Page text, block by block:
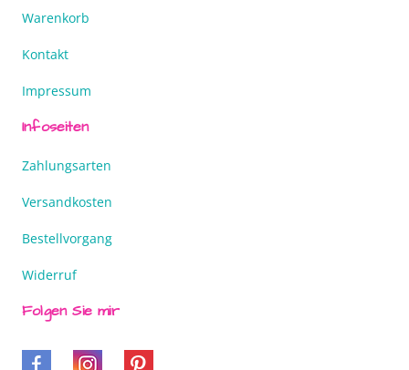
Warenkorb
Kontakt
Impressum
Infoseiten
Zahlungsarten
Versandkosten
Bestellvorgang
Widerruf
Folgen Sie mir